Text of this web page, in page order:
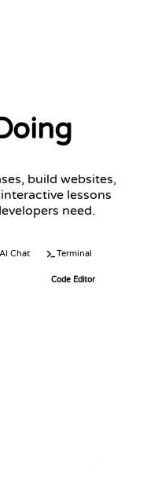
build websites,
lessons
need.
AI Chat Terminal
Code Editor